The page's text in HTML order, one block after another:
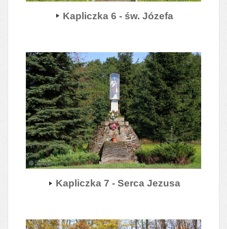
Kapliczka 6 - św. Józefa
Kapliczka 7 - Serca Jezusa